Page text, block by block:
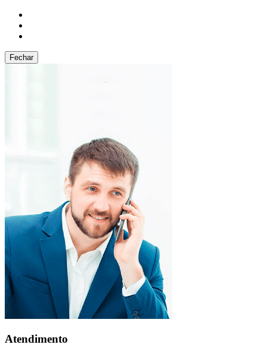
Fechar
Atendimento